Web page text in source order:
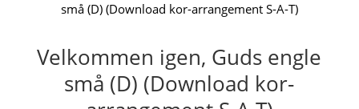
små (D) (Download kor-arrangement S-A-T)
Velkommen igen, Guds engle
små (D) (Download kor-